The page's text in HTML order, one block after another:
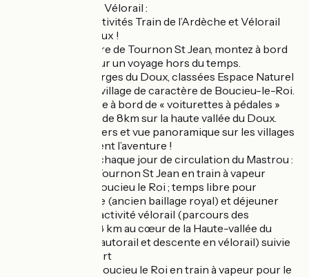
La journée Train + Vélorail :
Combinez les 2 activités Train de l’Ardèche et Vélorail
des Gorges du Doux !
Au départ de la gare de Tournon St Jean, montez à bord
du « Mastrou » pour un voyage hors du temps.
Découvrez les Gorges du Doux, classées Espace Naturel
Sensible, jusqu’au village de caractère de Boucieu-le-Roi.
Embarquez ensuite à bord de « voiturettes à pédales »
pour un parcours de 8km sur la haute vallée du Doux.
Traversée de vergers et vue panoramique sur les villages
de la vallée rythment l’aventure !
D'avril à octobre, chaque jour de circulation du Mastrou :
10h15 : départ de Tournon St Jean en train à vapeur
11h00 : arrivée à Boucieu le Roi ; temps libre pour
découvrir le village (ancien baillage royal) et déjeuner
13h30 : début de l’activité vélorail (parcours des
Châtaigniers sur 8 km au cœur de la Haute-vallée du
Doux, montée en autorail et descente en vélorail) suivie
d’une pause confort
16h15 : départ de Boucieu le Roi en train à vapeur pour le